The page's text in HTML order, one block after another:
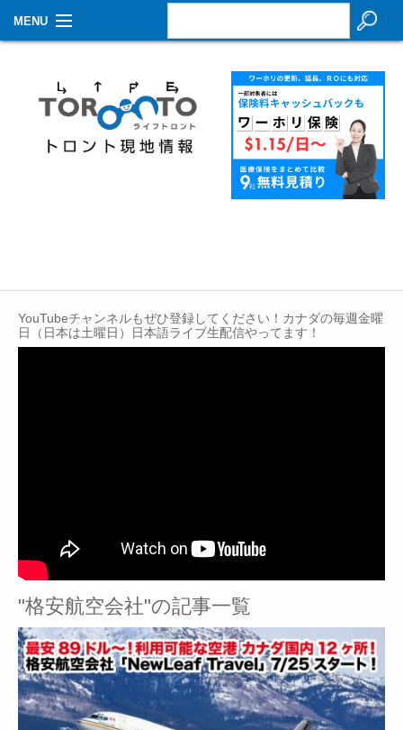
MENU
生活情報
その他
YouTubeチャンネルもぜひ登録してください！カナダの毎週金曜
日（日本は土曜日）日本語ライブ生配信やってます！
"格安航空会社"の記事一覧